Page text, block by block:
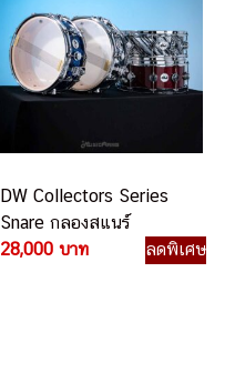
DW Collectors Series
Snare กลองสแนร์
28,000 บาท
ลดพิเศษ